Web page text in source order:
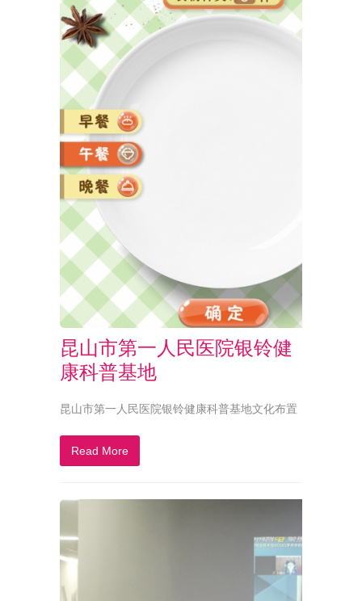
昆山市第一人民医院银铃健
康科普基地
昆山市第一人民医院银铃健康科普基地文化布置
Read More